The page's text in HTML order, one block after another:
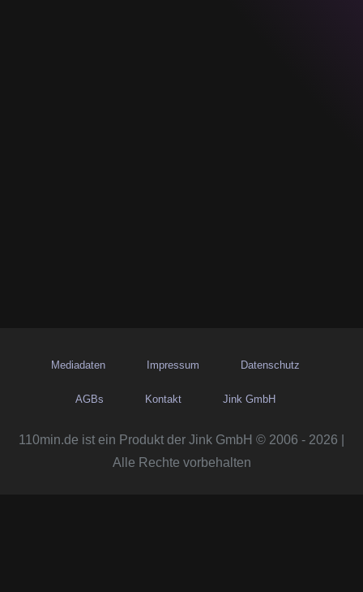
Mediadaten Impressum Datenschutz
AGBs Kontakt Jink GmbH
110min.de ist ein Produkt der Jink GmbH © 2006 - 2026 |
Alle Rechte vorbehalten